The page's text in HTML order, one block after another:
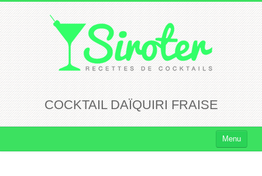
COCKTAIL DAÏQUIRI FRAISE
Menu